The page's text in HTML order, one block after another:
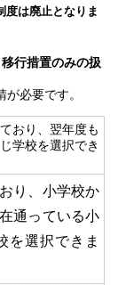
度は廃止となりま
行措置のみの扱
必要です。
おり、翌年度も
学校を選択でき
り、小学校か
通っている小
を選択できま